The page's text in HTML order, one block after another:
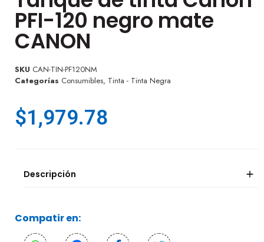
PFI-120 negro mate
CANON
SKU CAN-TIN-PF120NM
Categorías Consumibles, Tinta - Tinta Negra
$1,979.78
Descripción
Compatir en: